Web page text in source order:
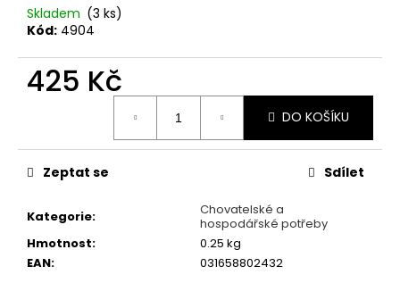
Skladem (3 ks)
Kód: 4904
425 Kč
DO KOŠÍKU
Kategorie:
Chovatelské a
hospodářské potřeby
Hmotnost:
0.25 kg
EAN: 031658802432
Zeptat se Sdílet
u
č
u
e
FINE
CAT
EXCLUSIVE
PLNĚNÉ
POLŠTÁŘKY